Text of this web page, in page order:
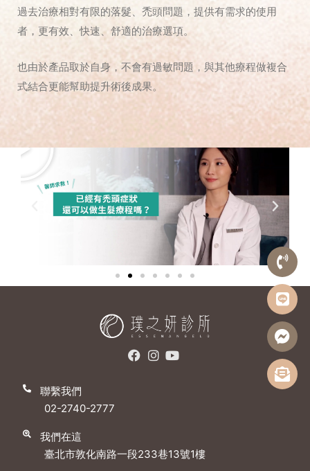
過去治療相對有限的落髮、禿頭問題，提供有需求的使用
者，更有效、快速、舒適的治療選項。
也由於產品取於自身，不會有過敏問題，與其他療程做複合
式結合更能幫助提升術後成果。
聯繫我們
02-2740-2777
我們在這
臺北市敦化南路一段233巷13號1樓